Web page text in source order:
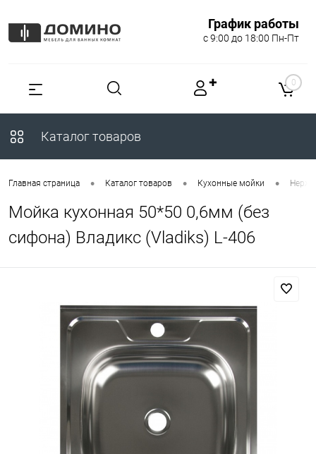
График работы
с 9:00 до 18:00 Пн-Пт
✚ 0
Каталог товаров
Главная страница • Каталог товаров • Кухонные мойки •
Мойка кухонная 50*50 0,6мм (без
сифона) Владикс (Vladiks) L-406